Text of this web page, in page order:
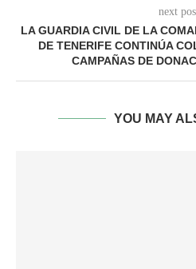
next
LA GUARDIA CIVIL DE LA
DE TENERIFE CONTINÚA
CAMPAÑAS DE
YOU MAY